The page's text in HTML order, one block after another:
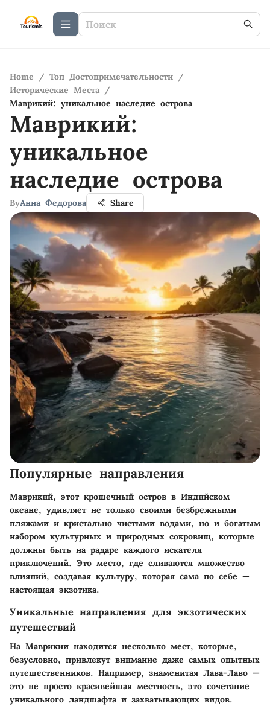
Home / Топ Достопримечательности /
Исторические Места /
Маврикий: уникальное наследие острова
Маврикий:
уникальное
наследие острова
ByАнна Федорова Share
Популярные направления
Маврикий, этот крошечный остров в Индийском
океане, удивляет не только своими безбрежными
пляжами и кристально чистыми водами, но и богатым
набором культурных и природных сокровищ, которые
должны быть на радаре каждого искателя
приключений. Это место, где сливаются множество
влияний, создавая культуру, которая сама по себе —
настоящая экзотика.
Уникальные направления для экзотических
путешествий
На Маврикии находится несколько мест, которые,
безусловно, привлекут внимание даже самых опытных
путешественников. Например, знаменитая Лава-Лаво —
это не просто красивейшая местность, это сочетание
уникального ландшафта и захватывающих видов.